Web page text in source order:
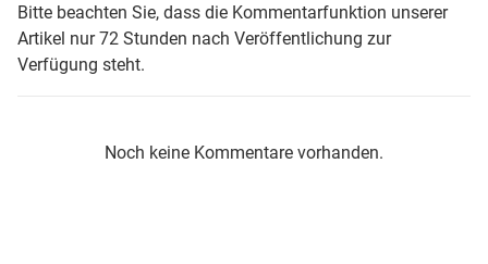
Bitte beachten Sie, dass die Kommentarfunktion unserer
Artikel nur 72 Stunden nach Veröffentlichung zur
Verfügung steht.
Noch keine Kommentare vorhanden.